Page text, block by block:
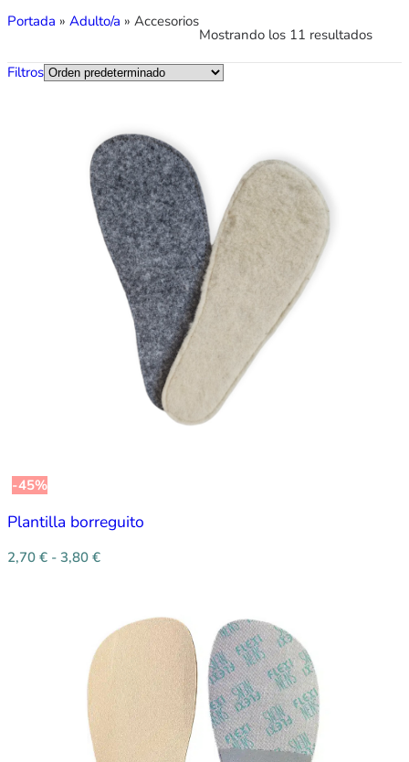
Portada » Adulto/a » Accesorios
Mostrando los 11 resultados
Filtros
-45%
Plantilla borreguito
2,70 € - 3,80 €